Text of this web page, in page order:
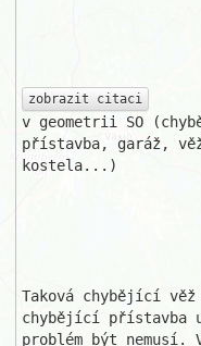
zobrazit citaci
v geometrii SO
přístavba, garáž,
kostela...)
Taková chybějící
chybějící přístavba
problém být nemusí.